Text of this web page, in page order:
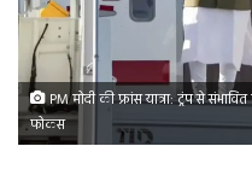
PM मोदी की फ्रांस यात्रा: ट्रंप से
फोकस